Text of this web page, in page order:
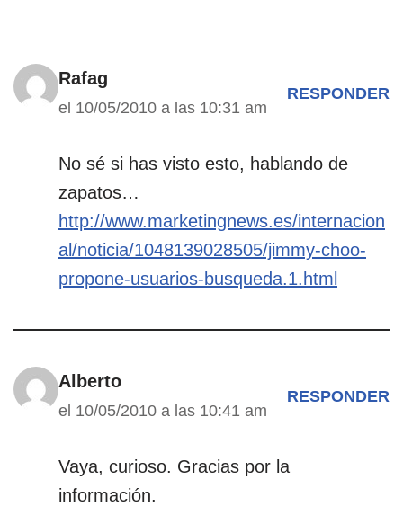
Rafag
el 10/05/2010 a las 10:31 am
RESPONDER
No sé si has visto esto, hablando de
zapatos…
http://www.marketingnews.es/internacion
al/noticia/1048139028505/jimmy-choo-
propone-usuarios-busqueda.1.html
Alberto
el 10/05/2010 a las 10:41 am
RESPONDER
Vaya, curioso. Gracias por la
información.